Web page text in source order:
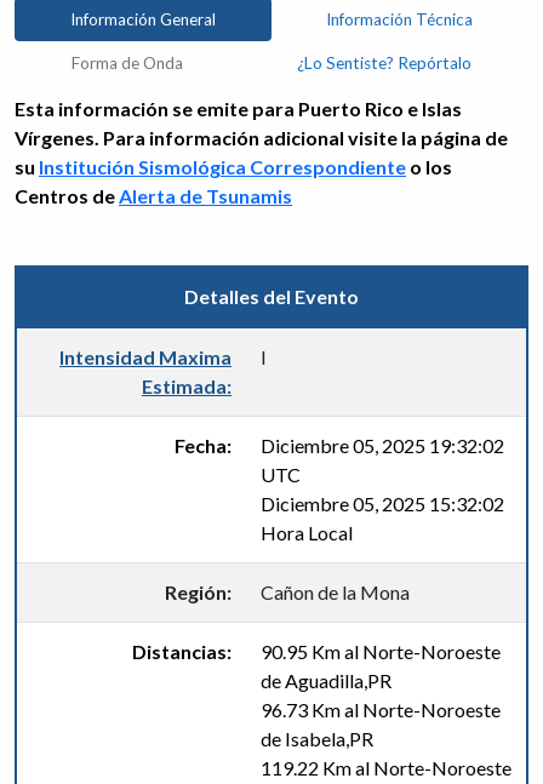
Información General Información Técnica
Forma de Onda ¿Lo Sentiste? Repórtalo
Esta información se emite para Puerto Rico e Islas
Vírgenes. Para información adicional visite la página de
su Institución Sismológica Correspondiente o los
Centros deAlerta de Tsunamis
Detalles del Evento
Intensidad Maxima
Estimada:
I
Fecha:
Diciembre 05, 2025 19:32:02
UTC
Diciembre 05, 2025 15:32:02
Hora Local
Región: Cañon de la Mona
Distancias:
90.95 Km al Norte-Noroeste
de Aguadilla,PR
96.73 Km al Norte-Noroeste
de Isabela,PR
119.22 Km al Norte-Noroeste